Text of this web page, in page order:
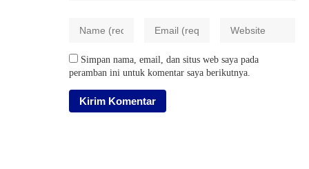
Simpan nama, email, dan situs web saya pada
peramban ini untuk komentar saya berikutnya.